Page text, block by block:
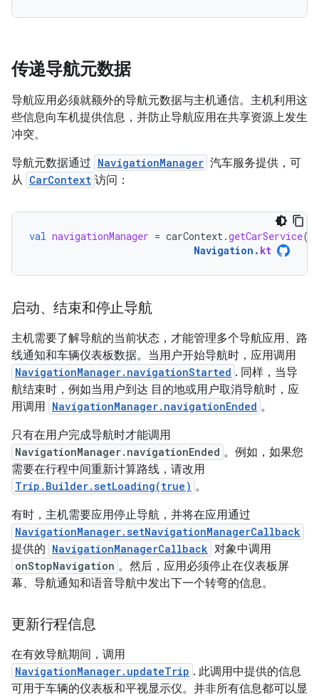
传递导航元数据
导航应用必须就额外的导航元数据与主机通信。主机利用这
些信息向车机提供信息，并防止导航应用在共享资源上发生
冲突。
导航元数据通过 NavigationManager 汽车服务提供，可
从 CarContext 访问：
val navigationManager = carContext.getCarService(
Navigation . kt
启动、结束和停止导航
主机需要了解导航的当前状态，才能管理多个导航应用、路
线通知和车辆仪表板数据。当用户开始导航时，应用调用
NavigationManager.navigationStarted . 同样，当导
航结束时，例如当用户到达 目的地或用户取消导航时，应
用调用 NavigationManager.navigationEnded 。
只有在用户完成导航时才能调用
NavigationManager.navigationEnded 。例如，如果您
需要在行程中间重新计算路线，请改用
Trip.Builder.setLoading(true) 。
有时，主机需要应用停止导航，并将在应用通过
NavigationManager.setNavigationManagerCallback
提供的 NavigationManagerCallback 对象中调用
onStopNavigation 。然后，应用必须停止在仪表板屏
幕、导航通知和语音导航中发出下一个转弯的信息。
更新行程信息
在有效导航期间，调用
NavigationManager.updateTrip . 此调用中提供的信息
可用于车辆的仪表板和平视显示仪。并非所有信息都可以显